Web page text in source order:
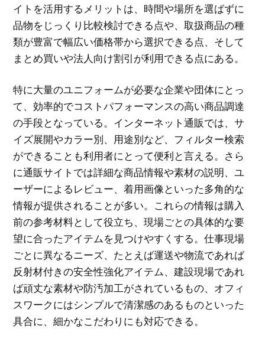
イトを活用するメリットは、時間や場所を選ばずに
品物をじっくり比較検討できる点や、取扱商品の種
類が豊富で幅広い価格帯から選択できる点、そして
まとめ買いや法人向け割引が利用できる点にある。
特に大量のユニフォームが必要な企業や団体にとっ
て、効率的でコストパフォーマンスの高い商品調達
の手段となっている。インターネット通販では、サ
イズ展開やカラー別、用途別など、フィルター検索
ができることも利用者にとって便利と言える。さら
に通販サイトでは詳細な商品情報や素材の説明、ユ
ーザーによるレビュー、着用画像といった多角的な
情報が提供されることが多い。これらの情報は購入
前の参考材料として役立ち、現場ごとの具体的な要
望に合ったアイテムを見つけやすくする。仕事現場
ごとに異なるニーズ、たとえば運送や物流であれば
反射材付きの安全性強化アイテム、建設現場であれ
ば頑丈な素材や防汚加工がされているもの、オフィ
スワークにはシンプルで清潔感のあるものといった
具合に、細かなこだわりにも対応できる。